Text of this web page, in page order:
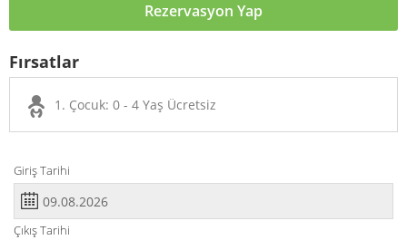
Rezervasyon Yap
Fırsatlar
1. Çocuk: 0 - 4 Yaş Ücretsiz
Giriş Tarihi
Çıkış Tarihi